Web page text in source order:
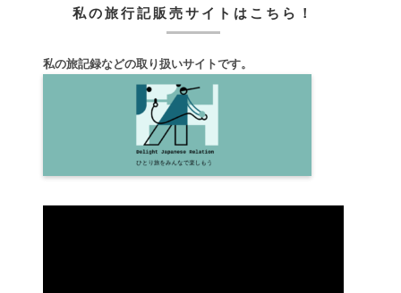
私の旅行記販売サイトはこちら！
私の旅記録などの取り扱いサイトです。